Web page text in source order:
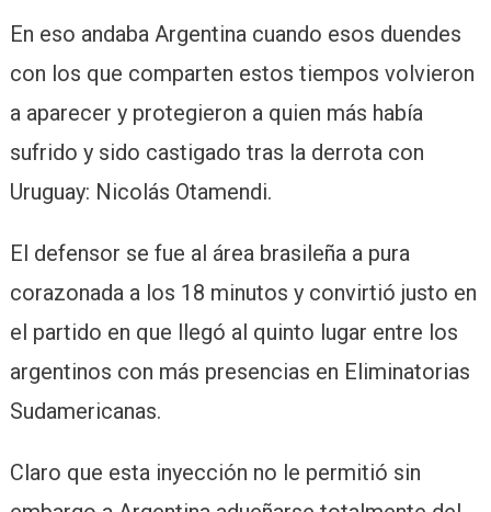
En eso andaba Argentina cuando esos duendes
con los que comparten estos tiempos volvieron
a aparecer y protegieron a quien más había
sufrido y sido castigado tras la derrota con
Uruguay: Nicolás Otamendi.
El defensor se fue al área brasileña a pura
corazonada a los 18 minutos y convirtió justo en
el partido en que llegó al quinto lugar entre los
argentinos con más presencias en Eliminatorias
Sudamericanas.
Claro que esta inyección no le permitió sin